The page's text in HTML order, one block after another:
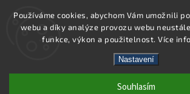
Používáme cookies, abychom Vám umožnili
webu a díky analýze provozu webu
funkce, výkon a použitelnost. Více
Nastavení
Souhlasím
BB055 - NÁRAMEK - ACHÁT